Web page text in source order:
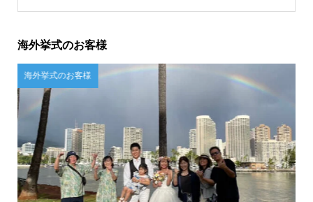
海外挙式のお客様
ご自宅試着のお客様